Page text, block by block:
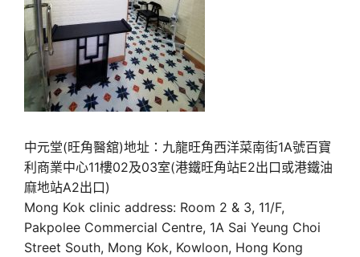
中元堂(旺角醫舘)地址：九龍旺角西洋菜南街1A號百寶
利商業中心11樓02及03室(港鐵旺角站E2出口或港鐵油
麻地站A2出口)
Mong Kok clinic address: Room 2 & 3, 11/F,
Pakpolee Commercial Centre, 1A Sai Yeung Choi
Street South, Mong Kok, Kowloon, Hong Kong